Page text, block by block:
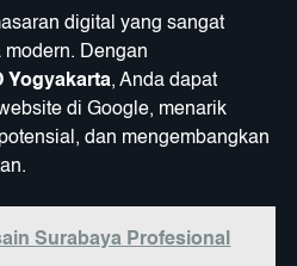
digital yang sangat
Dengan
Yogyakarta, Anda dapat
di Google, menarik
dan mengembangkan
Surabaya Profesional